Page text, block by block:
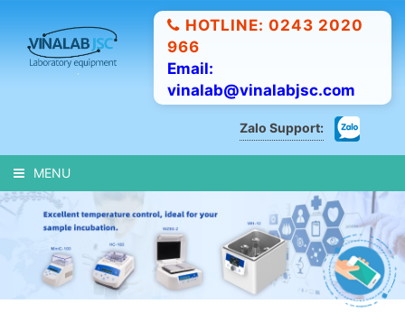
HOTLINE: 0243 2020
966
Email:
vinalab@vinalabjsc.com
Zalo Support:
MENU